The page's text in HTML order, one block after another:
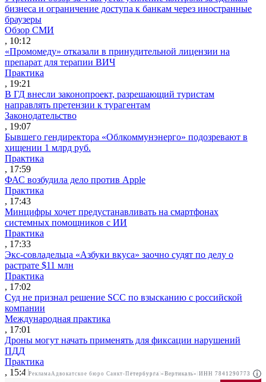
Реклама АО"Право.ру" ИНН: 7708095468
бизнеса и ограничение доступа к банкам через иностранные
браузеры
Обзор СМИ
, 10:12
«Промомеду» отказали в принудительной лицензии на
препарат для терапии ВИЧ
Практика
, 19:21
В ГД внесли законопроект, разрешающий туристам
направлять претензии к турагентам
Законодательство
, 19:07
Бывшего гендиректора «Облкоммунэнерго» подозревают в
хищении 1 млрд руб.
Практика
, 17:59
ФАС возбудила дело против Apple
Практика
, 17:43
Минцифры хочет предустанавливать на смартфонах
системных помощников с ИИ
Практика
, 17:33
Экс-совладельца «Азбуки вкуса» заочно судят по делу о
растрате $11 млн
Практика
, 17:02
Суд не признал решение SCC по взысканию с российской
компании
Международная практика
, 17:01
Дроны могут начать применять для фиксации нарушений
ПДД
Практика
, 15:41Реклама Адвокатское бюро Санкт-Петербурга «Вертикаль» ИНН 7841290773